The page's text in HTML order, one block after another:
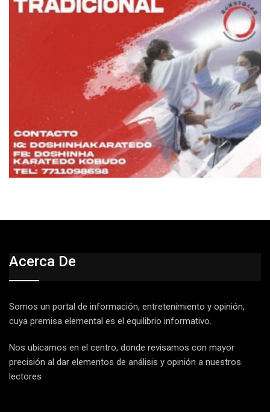
Acerca De
Somos un portal de información, entretenimiento y opinión,
cuya premisa elemental es el equilibrio informativo.
Nos ubicamos en el centro, donde revisamos con mayor
precisión al dar elementos de análisis y opinión a nuestros
lectores